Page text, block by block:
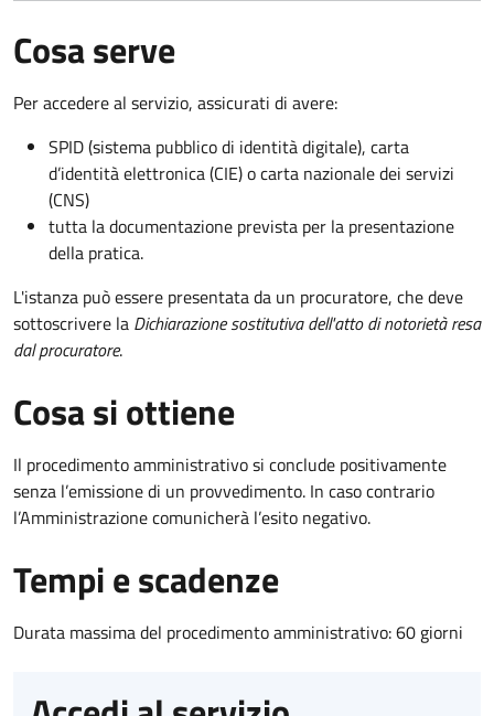
Cosa serve
Per accedere al servizio, assicurati di avere:
SPID (sistema pubblico di identità digitale), carta
d’identità elettronica (CIE) o carta nazionale dei servizi
(CNS)
tutta la documentazione prevista per la presentazione
della pratica.
L'istanza può essere presentata da un procuratore, che deve
sottoscrivere la Dichiarazione sostitutiva dell'atto di notorietà resa
dal procuratore.
Cosa si ottiene
Il procedimento amministrativo si conclude positivamente
senza l’emissione di un provvedimento. In caso contrario
l’Amministrazione comunicherà l’esito negativo.
Tempi e scadenze
Durata massima del procedimento amministrativo: 60 giorni